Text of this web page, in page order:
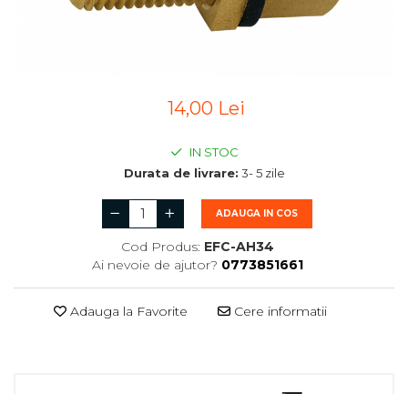
14,00 Lei
IN STOC
Durata de livrare: 3- 5 zile
ADAUGA IN COS
Cod Produs: EFC-AH34
Ai nevoie de ajutor? 0773851661
Adauga la Favorite Cere informatii